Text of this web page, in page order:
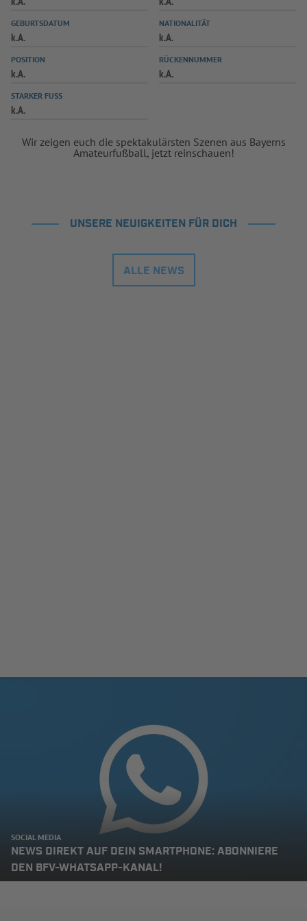
SPIELPLUS
GEBURTSDATUM
k.A.
NATIONALITÄT
k.A.
POSITION
k.A.
RÜCKENNUMMER
k.A.
STARKER FUSS
k.A.
Wir zeigen euch die spektakulärsten Szenen aus Bayerns
Amateurfußball, jetzt reinschauen!
UNSERE NEUIGKEITEN FÜR DICH
ALLE NEWS
SOCIAL MEDIA
NEWS DIREKT AUF DEIN SMARTPHONE: ABONNIERE
DEN BFV-WHATSAPP-KANAL!